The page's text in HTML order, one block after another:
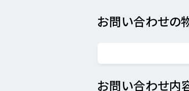
お問い合わせの
お問い合わせ内